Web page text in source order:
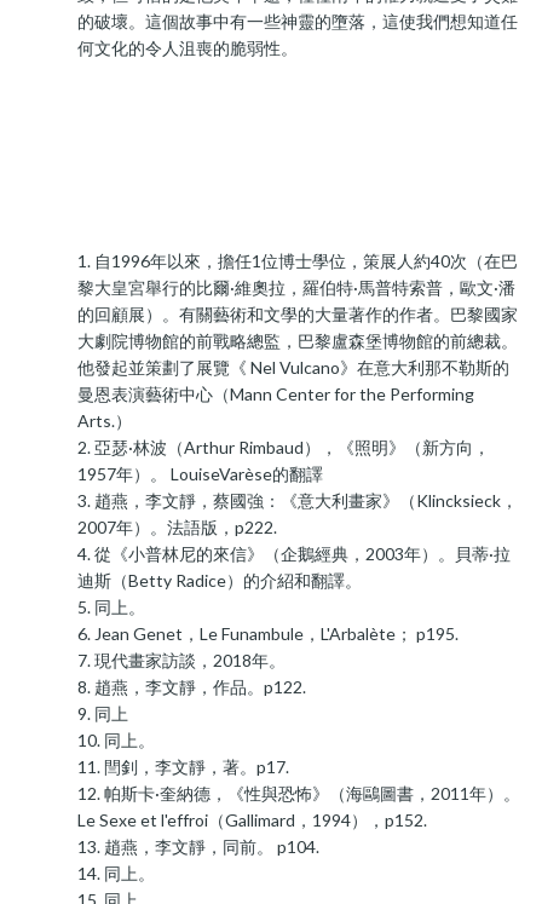
的破壞。這個故事中有一些神靈的墮落，這使我們想知道任
何文化的令人沮喪的脆弱性。
1. 自1996年以來，擔任1位博士學位，策展人約40次（在巴
黎大皇宮舉行的比爾·維奧拉，羅伯特·馬普特索普，歐文·潘
的回顧展）。有關藝術和文學的大量著作的作者。巴黎國家
大劇院博物館的前戰略總監，巴黎盧森堡博物館的前總裁。
他發起並策劃了展覽《 Nel Vulcano》在意大利那不勒斯的
曼恩表演藝術中心（Mann Center for the Performing
Arts.）
2. 亞瑟·林波（Arthur Rimbaud），《照明》（新方向，
1957年）。 LouiseVarèse的翻譯
3. 趙燕，李文靜，蔡國強：《意大利畫家》（Klincksieck，
2007年）。法語版，p222.
4. 從《小普林尼的來信》（企鵝經典，2003年）。貝蒂·拉
迪斯（Betty Radice）的介紹和翻譯。
5. 同上。
6. Jean Genet，Le Funambule，L'Arbalète； p195.
7. 現代畫家訪談，2018年。
8. 趙燕，李文靜，作品。p122.
9. 同上
10. 同上。
11. 閆釗，李文靜，著。p17.
12. 帕斯卡·奎納德，《性與恐怖》（海鷗圖書，2011年）。
Le Sexe et l'effroi（Gallimard，1994），p152.
13. 趙燕，李文靜，同前。 p104.
14. 同上。